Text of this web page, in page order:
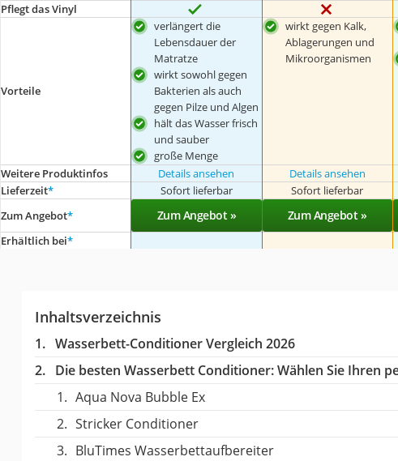
Pflegt das Vinyl
Vorteile
verlängert die
Lebensdauer der
Matratze
wirkt sowohl gegen
Bakterien als auch
gegen Pilze und Algen
hält das Wasser frisch
und sauber
große Menge
wirkt gegen Kalk,
Ablagerungen und
Mikroorganismen
Weitere Produktinfos Details ansehen Details ansehen
Lieferzeit* Sofort lieferbar Sofort lieferbar
Zum Angebot* Zum Angebot » Zum Angebot »
Erhältlich bei*
Inhaltsverzeichnis
Wasserbett-Conditioner Vergleich 2026
Die besten Wasserbett Conditioner:Wählen Sie Ihren
Aqua Nova Bubble Ex
Stricker Conditioner
BluTimes Wasserbettaufbereiter